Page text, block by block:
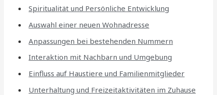
Spiritualität und Persönliche Entwicklung
Auswahl einer neuen Wohnadresse
Anpassungen bei bestehenden Nummern
Interaktion mit Nachbarn und Umgebung
Einfluss auf Haustiere und Familienmitglieder
Unterhaltung und Freizeitaktivitäten im Zuhause